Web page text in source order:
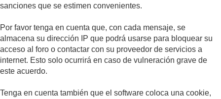
sanciones que se estimen convenientes.
Por favor tenga en cuenta que, con cada mensaje, se
almacena su dirección IP que podrá usarse para bloquear su
acceso al foro o contactar con su proveedor de servicios a
internet. Esto solo ocurrirá en caso de vulneración grave de
este acuerdo.
Tenga en cuenta también que el software coloca una cookie,